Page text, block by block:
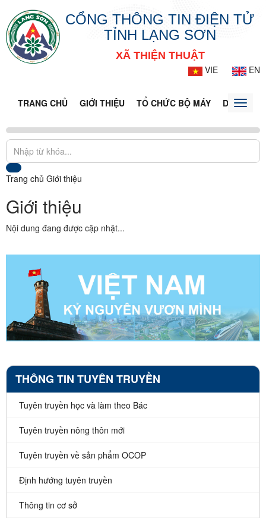
CỔNG THÔNG TIN ĐIỆN TỬ
TỈNH LẠNG SƠN
XÃ THIỆN THUẬT
VIE
EN
TRANG CHỦ GIỚI THIỆU TỔ CHỨC BỘ MÁY DOANH
Toggle
Trang chủ Giới thiệu
Giới thiệu
Nội dung đang được cập nhật...
THÔNG TIN TUYÊN TRUYỀN
Tuyên truyền học và làm theo Bác
Tuyên truyền nông thôn mới
Tuyên truyền về sản phẩm OCOP
Định hướng tuyên truyền
Thông tin cơ sở